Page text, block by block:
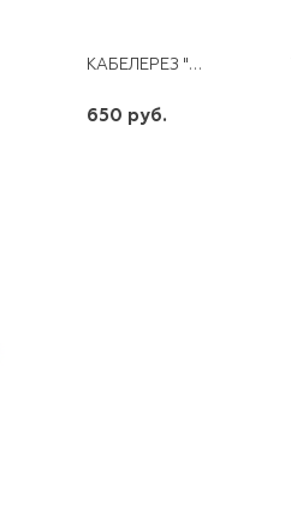
КАБЕЛЕРЕЗ "МАСТЕР" СЕЧЕНИЯ КАБЕЛЯ ДО 60ММ2 250ММ ЗУБР
650 руб.